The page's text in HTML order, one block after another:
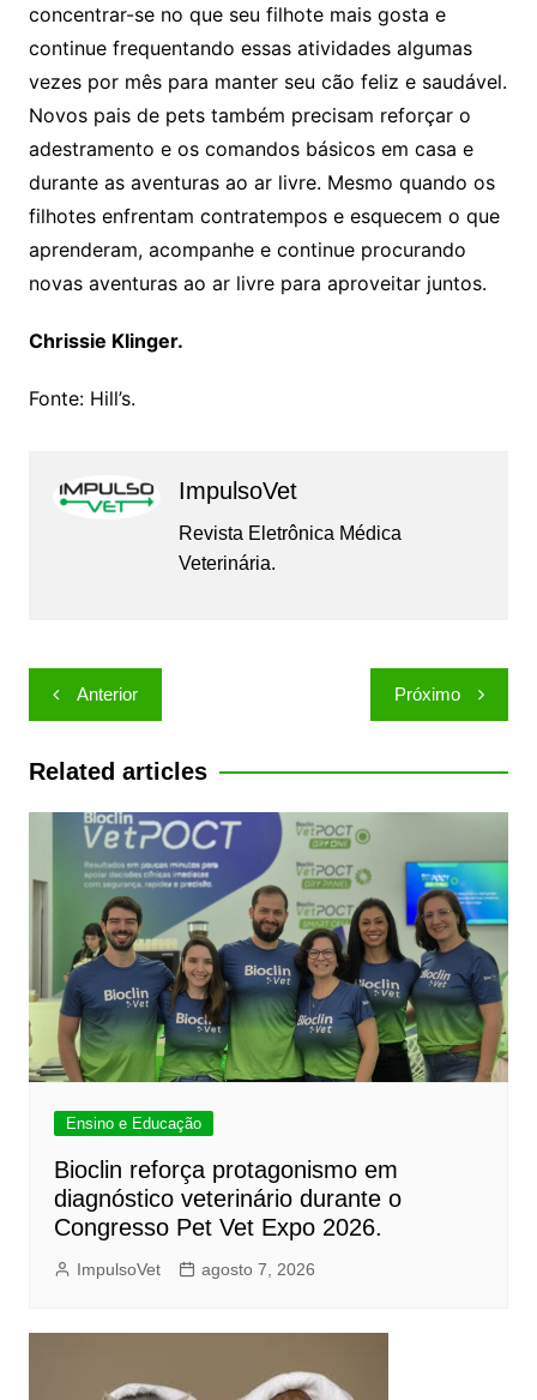
concentrar-se no que seu filhote mais gosta e
continue frequentando essas atividades algumas
vezes por mês para manter seu cão feliz e saudável.
Novos pais de pets também precisam reforçar o
adestramento e os comandos básicos em casa e
durante as aventuras ao ar livre. Mesmo quando os
filhotes enfrentam contratempos e esquecem o que
aprenderam, acompanhe e continue procurando
novas aventuras ao ar livre para aproveitar juntos.
Chrissie Klinger.
Fonte: Hill’s.
ImpulsoVet
Revista Eletrônica Médica
Veterinária.
Navegação
de
Post
Anterior Próximo
Related articles
Ensino e Educação
Bioclin reforça protagonismo em
diagnóstico veterinário durante o
Congresso Pet Vet Expo 2026.
ImpulsoVet agosto 7, 2026